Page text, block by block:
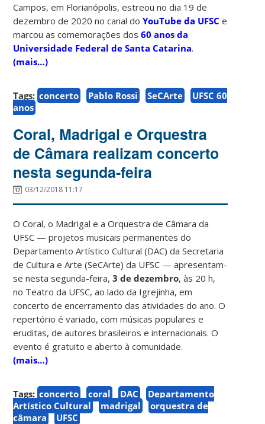
Campos, em Florianópolis, estreou nodia 19 de
dezembro de 2020 no canal doYouTube da UFSC e
marcou as comemorações dos60 anos da
Universidade Federal de Santa Catarina.
(mais…)
Tags: concerto Pablo Rossi SeCArte
UFSC 60
anos
Coral, Madrigal e Orquestra
de Câmara realizam concerto
nesta segunda-feira
03/12/2018 11:17
O Coral, o Madrigal e a Orquestra de Câmara da
UFSC — projetos musicais permanentes do
Departamento Artístico Cultural (DAC) da Secretaria
de Cultura e Arte (SeCArte) da UFSC — apresentam-
se nesta segunda-feira,3 de dezembro, às 20 h,
no Teatro da UFSC, ao lado da Igrejinha, em
concerto de encerramento das atividades do ano. O
repertório é variado, com músicas populares e
eruditas, de autores brasileiros e internacionais. O
evento é gratuito e aberto à comunidade.
(mais…)
Tags: concerto coral DAC
Departamento
Artístico Cultural
madrigal
orquestra de
câmara
UFSC